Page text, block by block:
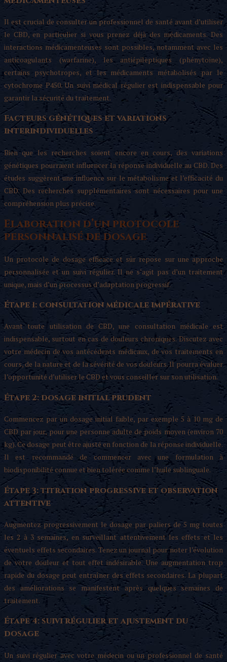
Il est crucial de consulter un professionnel de santé avant d’utiliser
le CBD, en particulier si vous prenez déjà des médicaments. Des
interactions médicamenteuses sont possibles, notamment avec les
anticoagulants (warfarine), les antiépileptiques (phénytoïne),
certains psychotropes, et les médicaments métabolisés par le
cytochrome P450. Un suivi médical régulier est indispensable pour
garantir la sécurité du traitement.
Facteurs génétiques et variations
interindividuelles
Bien que les recherches soient encore en cours, des variations
génétiques pourraient influencer la réponse individuelle au CBD. Des
études suggèrent une influence sur le métabolisme et l’efficacité du
CBD. Des recherches supplémentaires sont nécessaires pour une
compréhension plus précise.
Elaboration d’un protocole
personnalisé de dosage
Un protocole de dosage efficace et sûr repose sur une approche
personnalisée et un suivi régulier. Il ne s’agit pas d’un traitement
unique, mais d’un processus d’adaptation progressif.
Étape 1: consultation médicale impérative
Avant toute utilisation de CBD, une consultation médicale est
indispensable, surtout en cas de douleurs chroniques. Discutez avec
votre médecin de vos antécédents médicaux, de vos traitements en
cours, de la nature et de la sévérité de vos douleurs. Il pourra évaluer
l’opportunité d’utiliser le CBD et vous conseiller sur son utilisation.
Étape 2: dosage initial prudent
Commencez par un dosage initial faible, par exemple 5 à 10 mg de
CBD par jour, pour une personne adulte de poids moyen (environ 70
kg). Ce dosage peut être ajusté en fonction de la réponse individuelle.
Il est recommandé de commencer avec une formulation à
biodisponibilité connue et bien tolérée comme l’huile sublinguale.
Étape 3: titration progressive et observation
attentive
Augmentez progressivement le dosage par paliers de 5 mg toutes
les 2 à 3 semaines, en surveillant attentivement les effets et les
éventuels effets secondaires. Tenez un journal pour noter l’évolution
de votre douleur et tout effet indésirable. Une augmentation trop
rapide du dosage peut entraîner des effets secondaires. La plupart
des améliorations se manifestent après quelques semaines de
traitement.
Étape 4: suivi régulier et ajustement du
dosage
Un suivi régulier avec votre médecin ou un professionnel de santé